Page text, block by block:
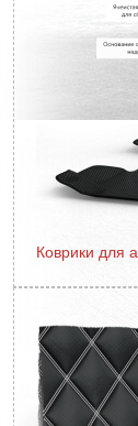
Коврики для